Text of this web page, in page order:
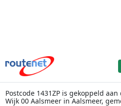
Postcode 1431ZP is gekoppeld
Wijk 00 Aalsmeer in Aalsmeer,